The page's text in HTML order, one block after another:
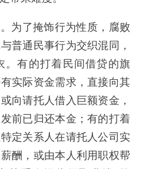
为了掩饰行为性质，腐败
普通民事行为交织混同，
。有的打着民间借贷的旗
实际资金需求，直接向其
向请托人借入巨额资金，
前已归还本金；有的打着
定关系人在请托人公司实
酬，或由本人利用职权帮